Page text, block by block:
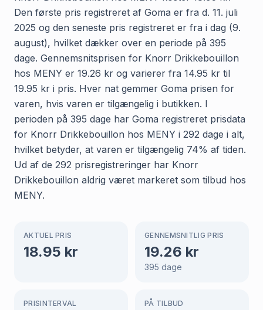
Den første pris registreret af Goma er fra d. 11. juli
2025 og den seneste pris registreret er fra i dag (9.
august), hvilket dækker over en periode på 395
dage. Gennemsnitsprisen for Knorr Drikkebouillon
hos MENY er 19.26 kr og varierer fra 14.95 kr til
19.95 kr i pris. Hver nat gemmer Goma prisen for
varen, hvis varen er tilgængelig i butikken. I
perioden på 395 dage har Goma registreret prisdata
for Knorr Drikkebouillon hos MENY i 292 dage i alt,
hvilket betyder, at varen er tilgængelig 74% af tiden.
Ud af de 292 prisregistreringer har Knorr
Drikkebouillon aldrig været markeret som tilbud hos
MENY.
AKTUEL PRIS
18.95 kr
GENNEMSNITLIG PRIS
19.26 kr
395 dage
PRISINTERVAL PÅ TILBUD